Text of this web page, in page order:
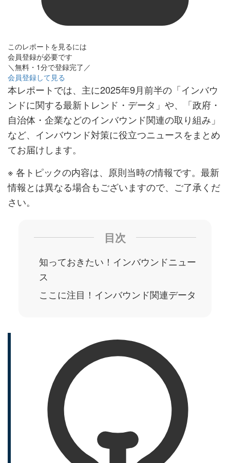
このレポートを見るには
会員登録が必要です
＼無料・1分で登録完了／
会員登録して見る
本レポートでは、主に2025年9月前半の「インバウ
ンドに関する最新トレンド・データ」や、「政府・
自治体・企業などのインバウンド関連の取り組み」
など、インバウンド対策に役立つニュースをまとめ
てお届けします。
※ 各トピックの内容は、原則当時の情報です。最新
情報とは異なる場合もございますので、ご了承くだ
さい。
目次
知っておきたい！インバウンドニュー
ス
ここに注目！インバウンド関連データ